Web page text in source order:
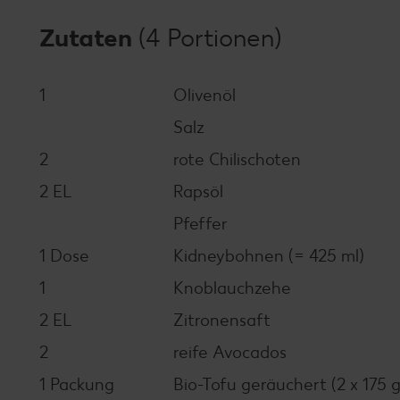
Zutaten (4 Portionen)
1
Olivenöl
Salz
2
rote Chilischoten
2 EL
Rapsöl
Pfeffer
1 Dose
Kidneybohnen (= 425 ml)
1
Knoblauchzehe
2 EL
Zitronensaft
2
reife Avocados
1 Packung
Bio-Tofu geräuchert (2 x 175